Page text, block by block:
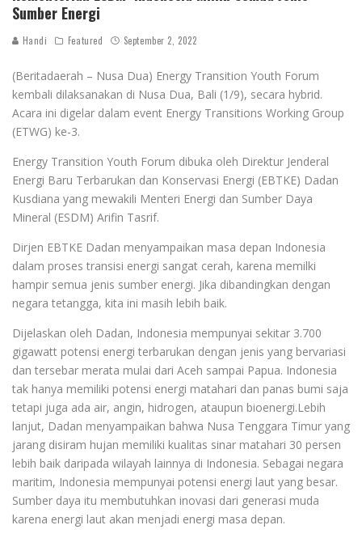
Sumber Energi
Handi Featured September 2, 2022
(Beritadaerah – Nusa Dua) Energy Transition Youth Forum
kembali dilaksanakan di Nusa Dua, Bali (1/9), secara hybrid.
Acara ini digelar dalam event Energy Transitions Working Group
(ETWG) ke-3.
Energy Transition Youth Forum dibuka oleh Direktur Jenderal
Energi Baru Terbarukan dan Konservasi Energi (EBTKE) Dadan
Kusdiana yang mewakili Menteri Energi dan Sumber Daya
Mineral (ESDM) Arifin Tasrif.
Dirjen EBTKE Dadan menyampaikan masa depan Indonesia
dalam proses transisi energi sangat cerah, karena memilki
hampir semua jenis sumber energi. Jika dibandingkan dengan
negara tetangga, kita ini masih lebih baik.
Dijelaskan oleh Dadan, Indonesia mempunyai sekitar 3.700
gigawatt potensi energi terbarukan dengan jenis yang bervariasi
dan tersebar merata mulai dari Aceh sampai Papua. Indonesia
tak hanya memiliki potensi energi matahari dan panas bumi saja
tetapi juga ada air, angin, hidrogen, ataupun bioenergi.Lebih
lanjut, Dadan menyampaikan bahwa Nusa Tenggara Timur yang
jarang disiram hujan memiliki kualitas sinar matahari 30 persen
lebih baik daripada wilayah lainnya di Indonesia. Sebagai negara
maritim, Indonesia mempunyai potensi energi laut yang besar.
Sumber daya itu membutuhkan inovasi dari generasi muda
karena energi laut akan menjadi energi masa depan.